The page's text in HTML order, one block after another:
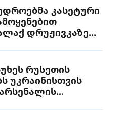
კასეტური
დრუჟივკაზე
რუსეთის
უკრაინისთვის